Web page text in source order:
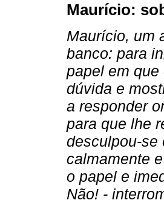
Maurício:
Maurício, um
banco: para
papel em
dúvida e
a responder
para que lhe
desculpou-se
calmamente
o papel e
Não! -